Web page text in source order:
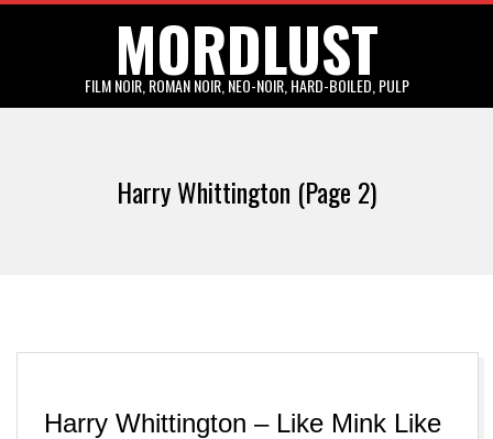
MORDLUST
FILM NOIR, ROMAN NOIR, NEO-NOIR, HARD-BOILED, PULP
Harry Whittington (Page 2)
Harry Whittington – Like Mink Like